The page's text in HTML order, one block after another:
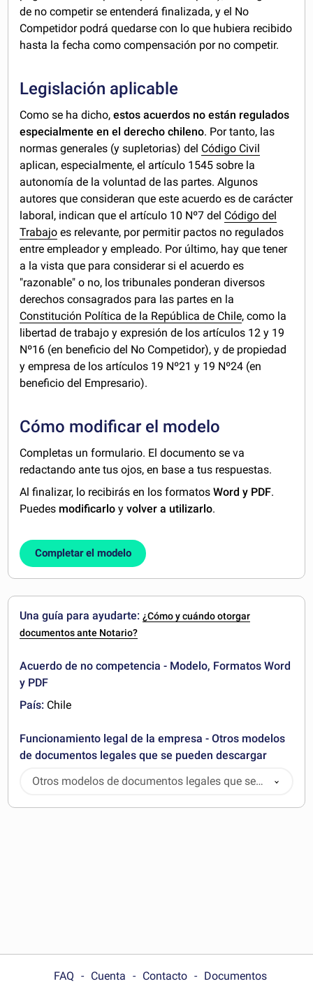
de no competir se entenderá finalizada, y el No
Competidor podrá quedarse con lo que hubiera recibido
hasta la fecha como compensación por no competir.
Legislación aplicable
Como se ha dicho,estos acuerdos no están regulados
especialmente en el derecho chileno. Por tanto, las
normas generales (y supletorias) del Código Civil
aplican, especialmente, el artículo 1545 sobre la
autonomía de la voluntad de las partes. Algunos
autores que consideran que este acuerdo es de carácter
laboral, indican que el artículo 10 Nº7 del Código del
Trabajo es relevante, por permitir pactos no regulados
entre empleador y empleado. Por último, hay que tener
a la vista que para considerar si el acuerdo es
"razonable" o no, los tribunales ponderan diversos
derechos consagrados para las partes en la
Constitución Política de la República de Chile, como la
libertad de trabajo y expresión de los artículos 12 y 19
Nº16 (en beneficio del No Competidor), y de propiedad
y empresa de los artículos 19 Nº21 y 19 Nº24 (en
beneficio del Empresario).
Cómo modificar el modelo
Completas un formulario. El documento se va
redactando ante tus ojos, en base a tus respuestas.
Al finalizar, lo recibirás en los formatosWord y PDF.
Puedes modificarlo yvolver a utilizarlo.
Completar el modelo
Una guía para ayudarte:¿Cómo y cuándo otorgar
documentos ante Notario?
Acuerdo de no competencia - Modelo, Formatos Word
y PDF
País: Chile
Funcionamiento legal de la empresa - Otros modelos
de documentos legales que se pueden descargar
Otros modelos de documentos legales que se
pueden descargar
FAQ Cuenta Contacto
Documentos